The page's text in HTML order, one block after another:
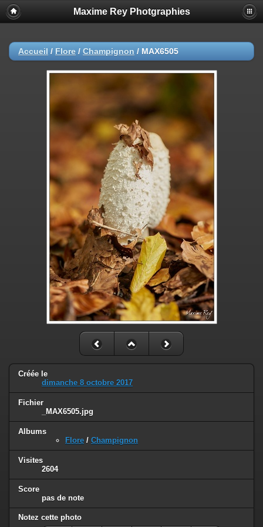
Maxime Rey Photgraphies
Accueil / Flore / Champignon / MAX6505
Créée le
dimanche 8 octobre 2017
Fichier
_MAX6505.jpg
Albums
Flore / Champignon
Visites
2604
Score
pas de note
Notez cette photo